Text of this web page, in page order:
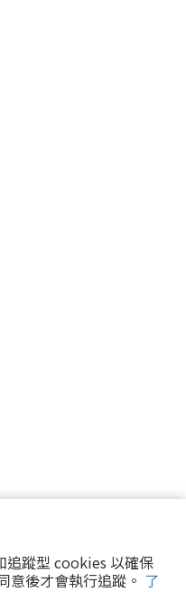
追蹤型 cookies 以確保
意後才會執行追蹤。 了